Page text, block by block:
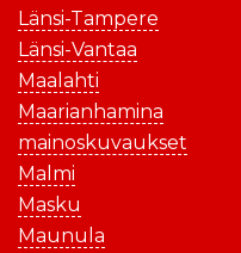
Länsi-Tampere
Länsi-Vantaa
Maalahti
Maarianhamina
mainoskuvaukset
Malmi
Masku
Maunula